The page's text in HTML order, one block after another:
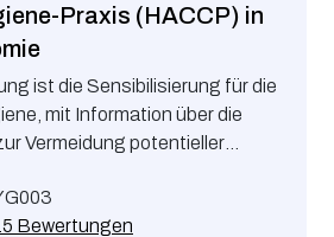
Praxis (HACCP) in
ist die Sensibilisierung für die
mit Information über die
Vermeidung potentieller
Bewertungen